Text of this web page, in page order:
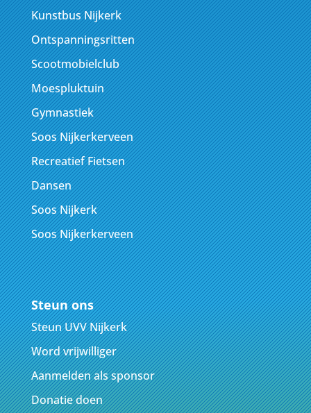
Kunstbus Nijkerk
Ontspanningsritten
Scootmobielclub
Moespluktuin
Gymnastiek
Soos Nijkerkerveen
Recreatief Fietsen
Dansen
Soos Nijkerk
Soos Nijkerkerveen
Steun ons
Steun UVV Nijkerk
Word vrijwilliger
Aanmelden als sponsor
Donatie doen